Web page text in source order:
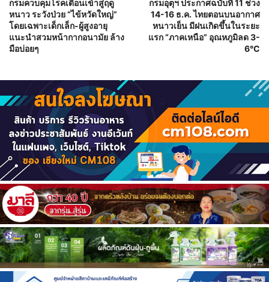
กรมควบคุมโรคเตือนเข้าสู่ฤดู
หนาว ระวังป่วย “ไข้หวัดใหญ่”
โดยเฉพาะเด็กเล็ก-ผู้สูงอายุ
แนะนำสวมหน้ากากอนามัย ล้าง
มือบ่อยๆ
กรมอุตุฯ ประกาศฉบับที่ 11 ช่วง
14-16 ธ.ค. ไทยตอนบนอากาศ
หนาวเย็น มีฝนเกิดขึ้นในระยะ
แรก “ภาคเหนือ” อุณหภูมิลด 3-
6°C